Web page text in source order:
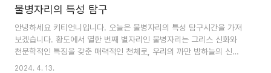
개의 황도자리 중 하나로, 북쪽의 천문 구경으로 알려진 주요한 별자리
입니다. 독특한 모양과 신화적인 의미로 유명합니다. ① 천체의 구성
물고기자리는 상대적으로 어두운 별들로 이루어진 두 마리 물고기가 줄
로 연결된 형상입니다. 서쪽 물고기는 북쪽으로 헤엄치고 동쪽 물고기
는 남쪽으로 헤엄친다고 인식되곤 합니다...
물병자리의 특성 탐구
안녕하세요 키티언니입니다. 오늘은 물병자리의 특성 탐구시간을 가져
보겠습니다. 황도에서 열한 번째 별자리인 물병자리는 그리스 신화와
천문학적인 특징을 갖춘 매력적인 천체로, 우리의 까만 밤하늘의 신비
로움에 기여하는 중요한 천체입니다. 1. 물병자리의 상징성 물병자리는
2024. 4. 13.